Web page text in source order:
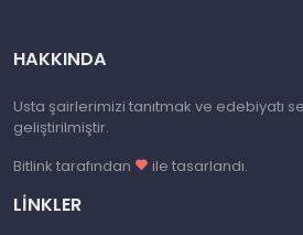
HAKKINDA
Usta şairlerimizi tanıtmak ve edebiyatı
geliştirilmiştir.
Bitlink tarafından
ile tasarlandı.
LINKLER